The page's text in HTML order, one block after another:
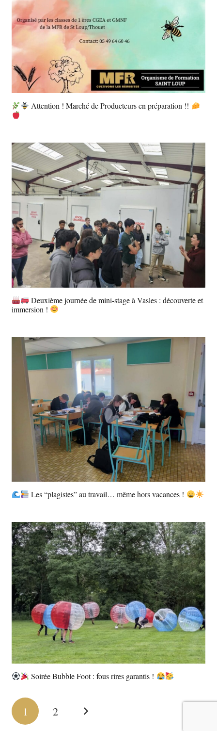
Attention ! Marché de Producteurs en préparation !!
Deuxième journée de mini-stage à Vasles : découverte et
immersion !
Les “plagistes” au travail… même hors vacances !
Soirée Bubble Foot : fous rires garantis !
1 2